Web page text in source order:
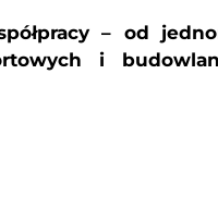
– od
i